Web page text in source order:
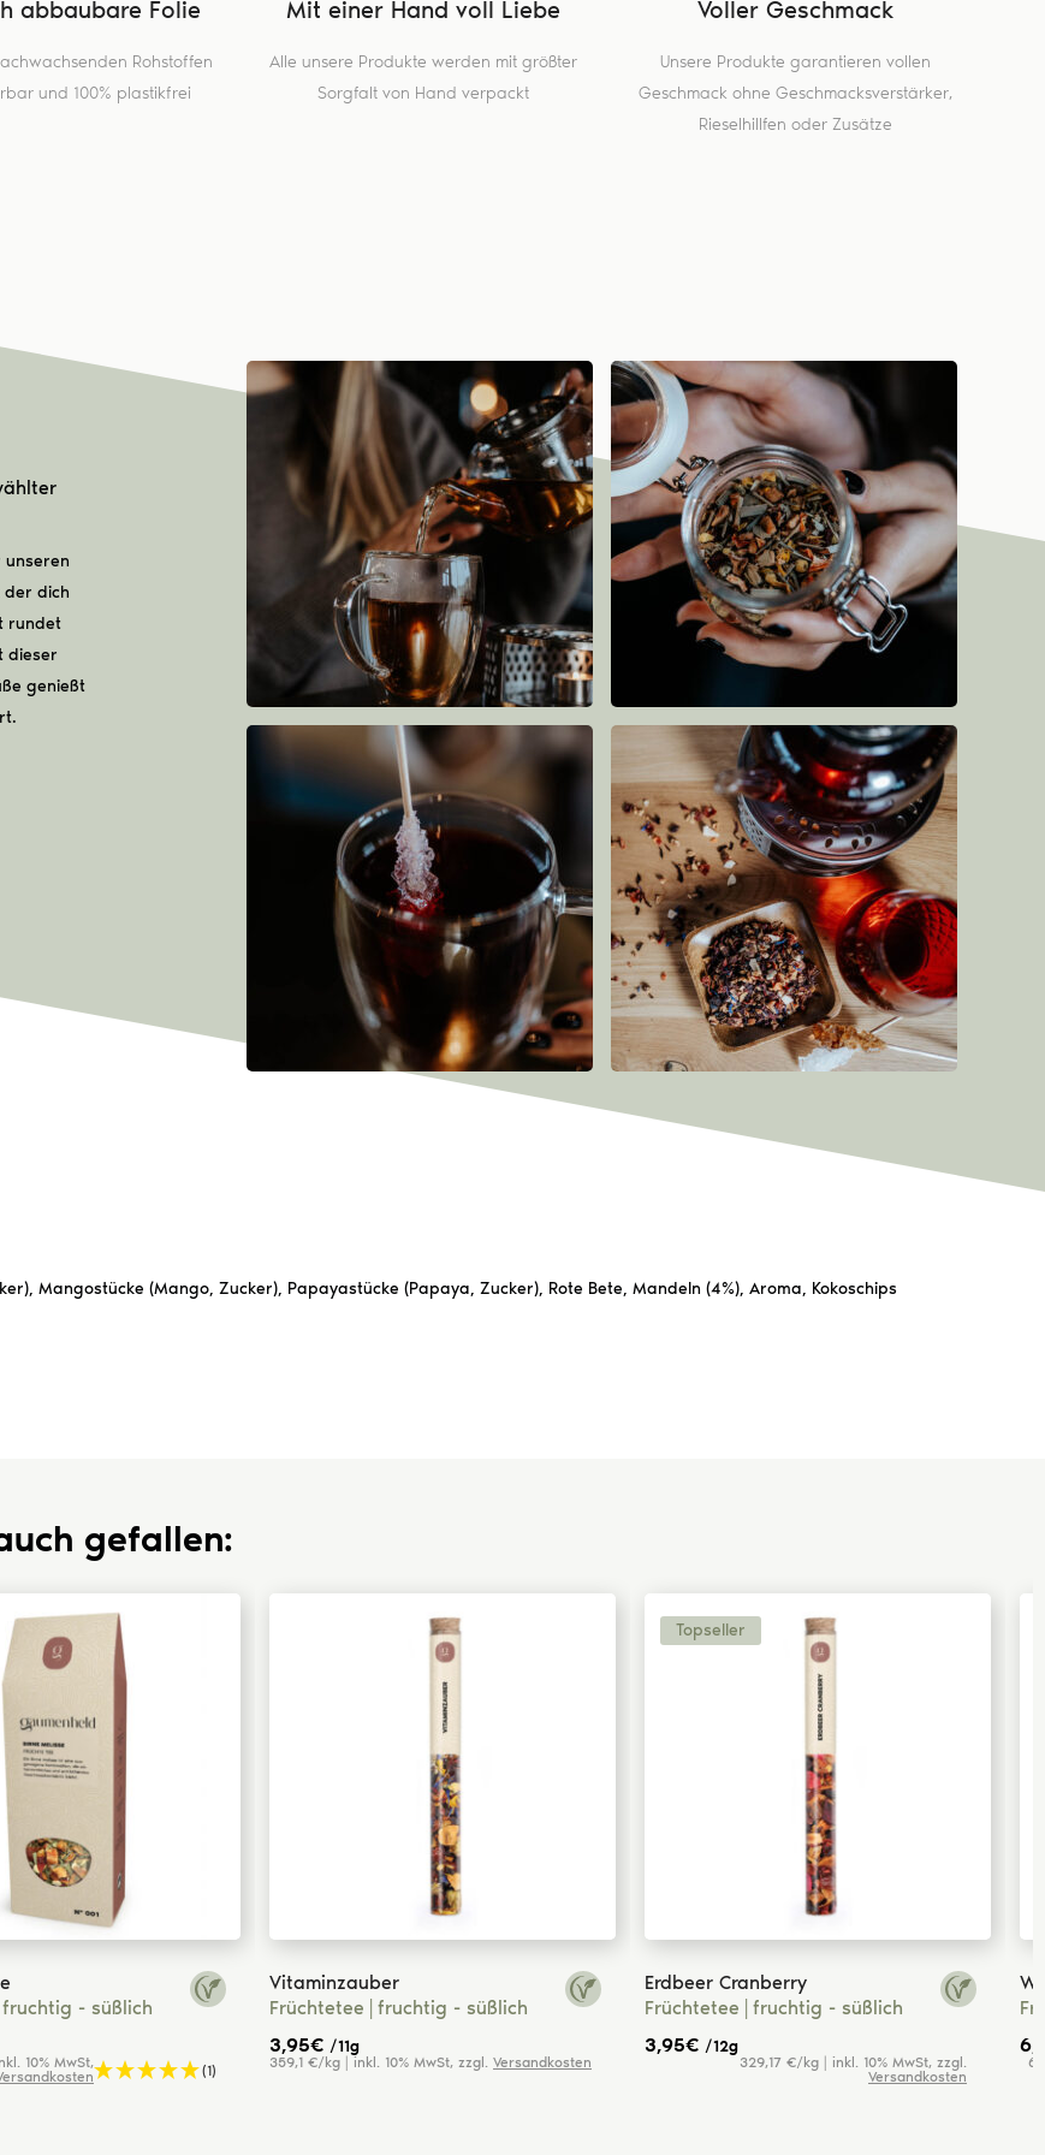
abbaubare Folie
Rohstoffen
und 100% plastikfrei
Mit einer Hand voll Liebe
Alle unsere Produkte werden mit größter
Sorgfalt von Hand verpackt
Voller Geschmack
Unsere Produkte garantieren vollen
Geschmack ohne Geschmacksverstärker,
Rieselhillfen oder Zusätze
der dich
rundet
dieser
genießt
Mangostücke (Mango, Zucker), Papayastücke (Papaya, Zucker), Rote Bete, Mandeln (4%), Aroma, Kokoschips
gefallen:
fruchtig - süßlich
10% MwSt,
(1)
Vitaminzauber
Früchtetee
fruchtig - süßlich
3,95€ /11g
359,1 €/kg | inkl. 10% MwSt, zzgl. Versandkosten
Topseller
Erdbeer Cranberry
Früchtetee
fruchtig - süßlich
3,95€ /12g
329,17 €/kg | inkl. 10% MwSt, zzgl.
Versandkosten